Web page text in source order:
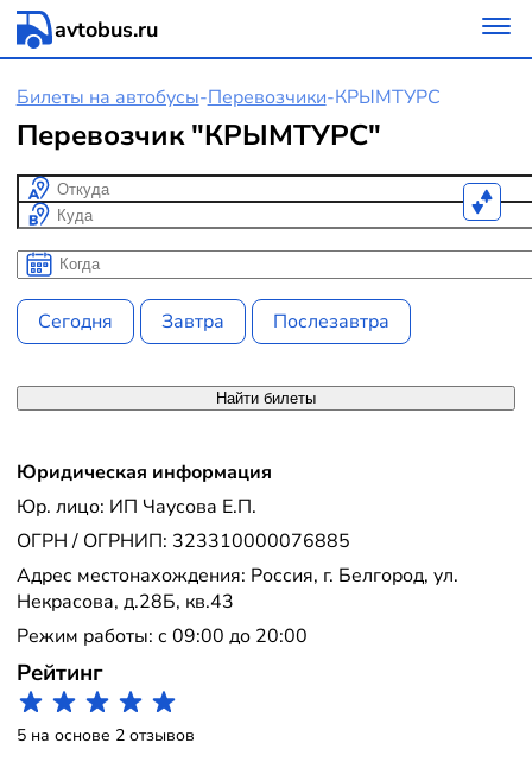
avtobus.ru
Билеты на автобусы-Перевозчики-КРЫМТУРС
Перевозчик "КРЫМТУРС"
Откуда
Куда
Когда
Когда
Сегодня Завтра Послезавтра
Найти билеты
Юридическая информация
Юр. лицо: ИП Чаусова Е.П.
ОГРН / ОГРНИП: 323310000076885
Адрес местонахождения: Россия, г. Белгород, ул.
Некрасова, д.28Б, кв.43
Режим работы: с 09:00 до 20:00
Рейтинг
5 на основе 2 отзывов